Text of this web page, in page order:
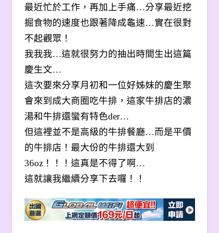
最近忙於工作，再加上手痛…分享最近挖
掘食物的速度也跟著降成龜速…實在很對
不起觀眾！
我我我…這就很努力的抽出時間生出這篇
慶生文…
這次要來分享月初和一位好姊妹的慶生聚
會來到成大商圈吃牛排，這家牛排店的濃
湯和牛排還蠻有特色der…
但這裡並不是高級的牛排餐廳…而是平價
的牛排店！最大份的牛排還大到
36oz！！！這真是不得了啊…
這就讓我繼續分享下去囉！！